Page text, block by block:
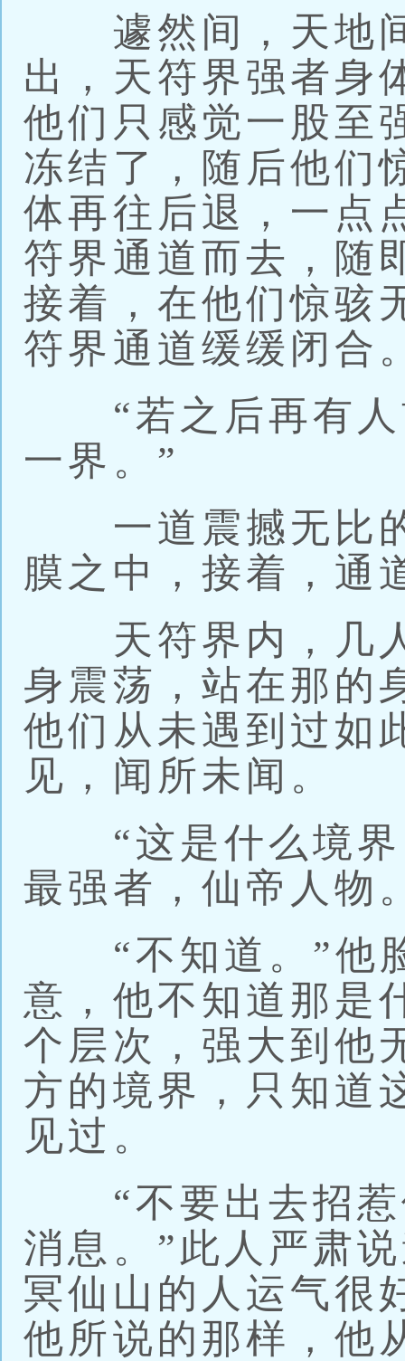
遽然间，天地间
出，天符界强者身
他们只感觉一股至
冻结了，随后他们
体再往后退，一点
符界通道而去，随
接着，在他们惊骇
符界通道缓缓闭合
“若之后再有人
一界。”
一道震撼无比的
膜之中，接着，通
天符界内，几人
身震荡，站在那的
他们从未遇到过如
见，闻所未闻。
“这是什么境界
最强者，仙帝人物
“不知道。”他
意，他不知道那是
个层次，强大到他
方的境界，只知道
见过。
“不要出去招惹
消息。”此人严肃
冥仙山的人运气很
他所说的那样，他